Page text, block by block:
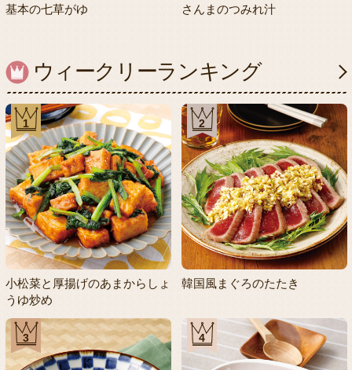
基本の七草がゆ さんまのつみれ汁
ウィークリーランキング
1
小松菜と厚揚げのあまからしょ
うゆ炒め
2
韓国風まぐろのたたき
3 4